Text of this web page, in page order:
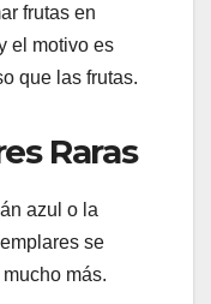
frutas en
el motivo es
que las frutas.
Raras
azul o la
se
más.